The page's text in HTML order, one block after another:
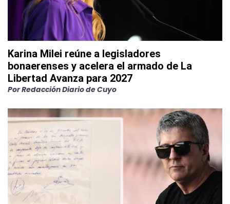
Karina Milei reúne a legisladores
bonaerenses y acelera el armado de La
Libertad Avanza para 2027
PorRedacción Diario de Cuyo